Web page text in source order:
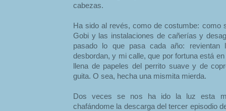
cabezas.
Ha sido al revés, como de costumbe: como
Gobi y las instalaciones de cañerías y
pasado lo que pasa cada año:
desbordan, y mi calle, que por fortuna está
llena de papeles del perrito suave y de
guita. O sea, hecha una mismita mierda.
Dos veces se nos ha ido la luz esta
chafándome la descarga del tercer episodio